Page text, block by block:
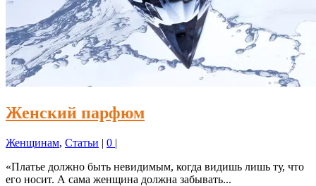
Женский парфюм
Женщинам, Статьи | 0 |
«Платье должно быть невидимым, когда видишь лишь ту, что
его носит. А сама женщина должна забывать...